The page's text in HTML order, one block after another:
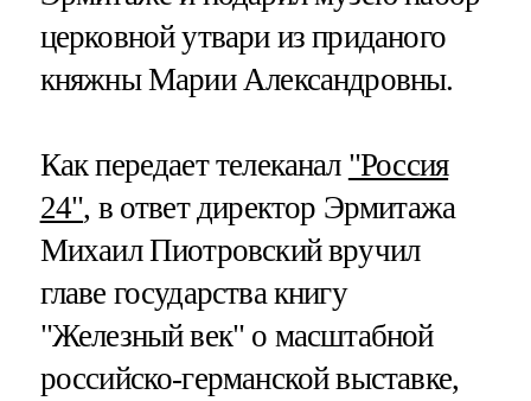
церковной утвари из приданого
княжны Марии Александровны.
Как передает телеканал "Россия
24", в ответ директор Эрмитажа
Михаил Пиотровский вручил
главе государства книгу
"Железный век" о масштабной
российско-германской выставке,